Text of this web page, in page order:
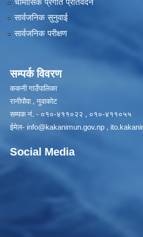
चौमासिक प्रगति प्रतिवेदन
सार्वजनिक सुनुवाई
सार्वजनिक परीक्षण
सम्पर्क विवरण
ककनी गाउँपालिका
रानीपौवा , नुवाकोट
सम्पक नं. - ०१०-४११०२२ , ०१०-४११०५५
ईमेल- info@kakanimun.gov.np ,
Social Media